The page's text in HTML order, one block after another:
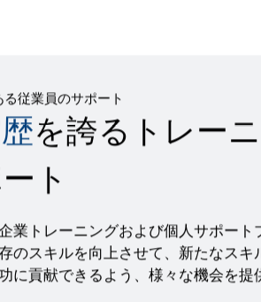
従業員のサポート
を誇るトレー
ト
業トレーニングおよび個人サポート
のスキルを向上させて、新たなス
に貢献できるよう、様々な機会を提